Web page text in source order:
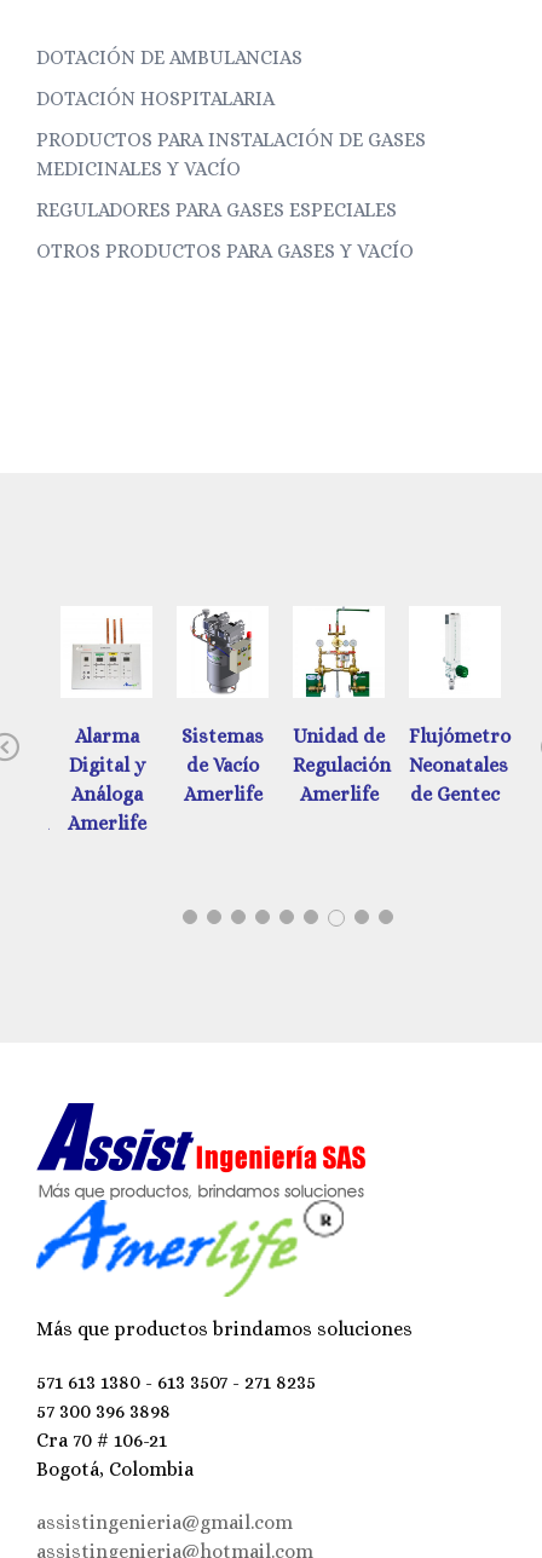
DOTACIÓN DE AMBULANCIAS
DOTACIÓN HOSPITALARIA
PRODUCTOS PARA INSTALACIÓN DE GASES
MEDICINALES Y VACÍO
REGULADORES PARA GASES ESPECIALES
OTROS PRODUCTOS PARA GASES Y VACÍO
Previous
Alarma
Digital y
Análoga
Amerlife
Sistemas
de Vacío
Amerlife
Unidad de
Regulación
Amerlife
Flujómetros
Neonatales
de Gentec
Más que productos brindamos soluciones
571 613 1380 - 613 3507 - 271 8235
57 300 396 3898
Cra 70 # 106-21
Bogotá, Colombia
assistingenieria@gmail.com
assistingenieria@hotmail.com